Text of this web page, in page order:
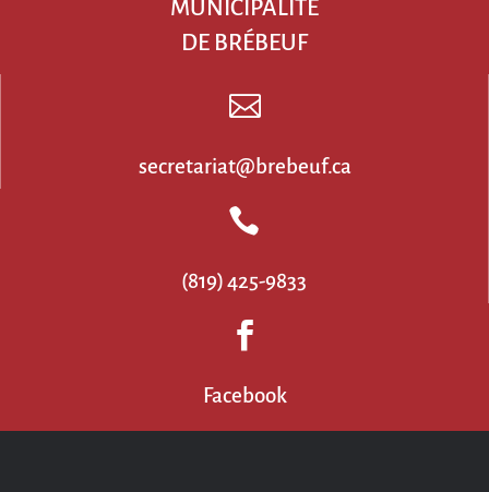
MUNICIPALITÉ
DE BRÉBEUF

secretariat@brebeuf.ca

(819) 425-9833

Facebook